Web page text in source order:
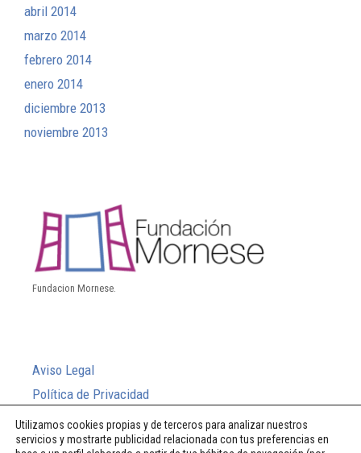
abril 2014
marzo 2014
febrero 2014
enero 2014
diciembre 2013
noviembre 2013
Fundacion Mornese.
Aviso Legal
Política de Privacidad
Política de Cookies
Sistema Interno de Información
Utilizamos cookies propias y de terceros para analizar nuestros
servicios y mostrarte publicidad relacionada con tus preferencias en